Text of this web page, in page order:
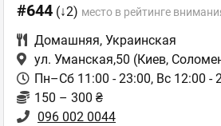
#644 (↓2) место в рейтинге
Домашняя, Украинская
ул. Уманская,50 (Киев,
Пн–Сб 11:00 - 23:00, Вс 12:00 -
150 – 300 ₴
096 002 0044